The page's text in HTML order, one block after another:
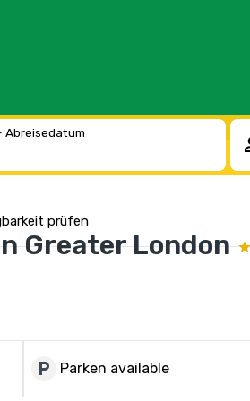
prüfen
Greater London
local_parking Parken available